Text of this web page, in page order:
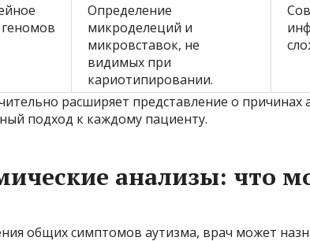
Определение
микроделеций и
микровставок, не
видимых при
кариотипировании.
расширяет представление о причинах
подход к каждому пациенту.
анализы: что
общих симптомов аутизма, врач может